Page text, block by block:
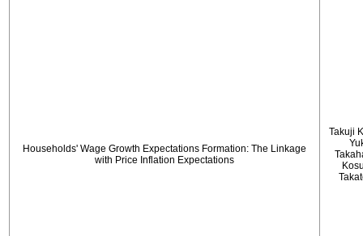
Households' Wage Growth Expectations Formation: The Linkage
with Price Inflation Expectations
Takuji